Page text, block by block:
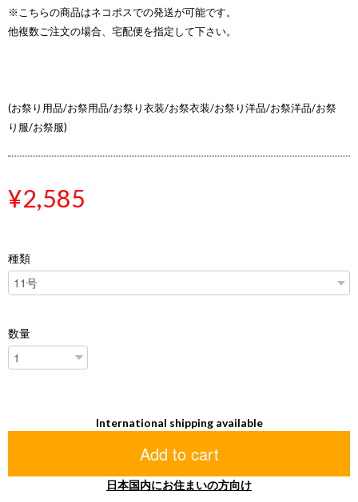
※こちらの商品はネコポスでの発送が可能です。
他複数ご注文の場合、宅配便を指定して下さい。
(お祭り用品/お祭用品/お祭り衣装/お祭衣装/お祭り洋品/お祭洋品/お祭
り服/お祭服)
¥2,585
種類
数量
International shipping available
Add to cart
日本国内にお住まいの方向け